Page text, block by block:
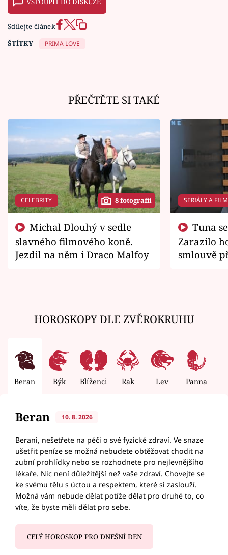
Sdílejte článek
ŠTÍTKY
PRIMA LOVE
PŘEČTĚTE SI TAKÉ
CELEBRITY 8 fotografií
slavného filmového koně.
Jezdil na něm i Draco Malfoy
SERIÁLY A
Zarazilo
smlouvě
HOROSKOPY DLE ZVĚROKRUHU
Beran Býk Blíženci Rak Lev Panna
Beran 10. 8. 2026
Berani, nešetřete na péči o své fyzické zdraví. Ve snaze
ušetřit peníze se možná nebudete obtěžovat chodit na
zubní prohlídky nebo se rozhodnete pro nejlevnějšího
lékaře. Nic není důležitější než vaše zdraví. Chovejte se
ke svému tělu s úctou a respektem, které si zaslouží.
Možná vám nebude dělat potíže dělat pro druhé to, co
víte, že byste měli dělat pro sebe.
CELÝ HOROSKOP PRO DNEŠNÍ DEN